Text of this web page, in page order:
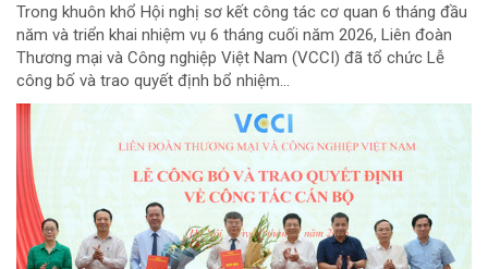
Trong khuôn khổ Hội nghị sơ kết công tác cơ quan 6 tháng đầu
năm và triển khai nhiệm vụ 6 tháng cuối năm 2026, Liên đoàn
Thương mại và Công nghiệp Việt Nam (VCCI) đã tổ chức Lễ
công bố và trao quyết định bổ nhiệm...